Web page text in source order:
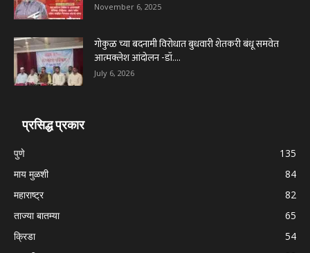
November 6, 2025
गोकुळ च्या बदनामी विरोधात बुधवारी शेतकरी बंधू समवेत
आत्मक्लेश आंदोलन -डॉ....
July 6, 2026
प्रसिद्ध प्रकार
पुणे
135
माय मुळशी
84
महाराष्ट्र
82
ताज्या बातम्या
65
क्रिडा
54